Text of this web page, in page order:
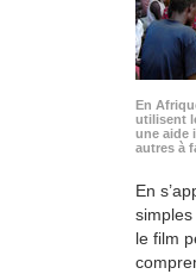
En
utilisent
une aide
autres à
En
simples
le film